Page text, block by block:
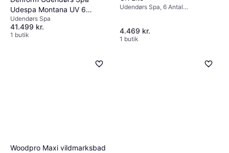
Udespa Montana UV 6
Personer
Udendørs Spa
41.499 kr.
1 butik
Udendørs Spa, 6 Antal
Dysesystem
4.469 kr.
1 butik
Woodpro Maxi vildmarksbad